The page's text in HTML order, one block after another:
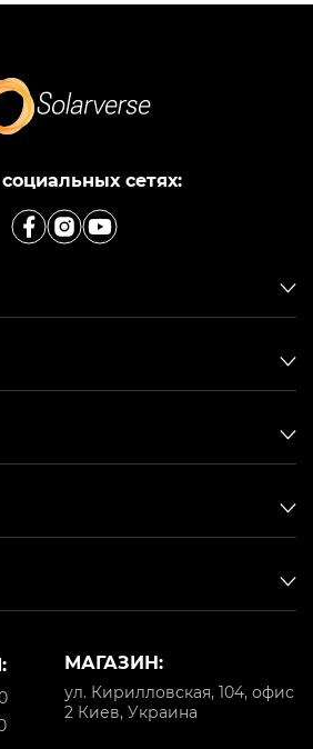
сетях:
МАГАЗИН:
ул. Кирилловская, 104, офис
2 Киев, Украина